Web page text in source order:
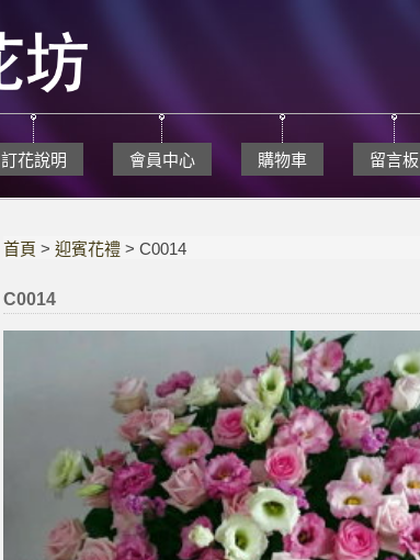
訂花說明 會員中心 購物車 留言板
首頁 >迎賓花禮 > C0014
C0014